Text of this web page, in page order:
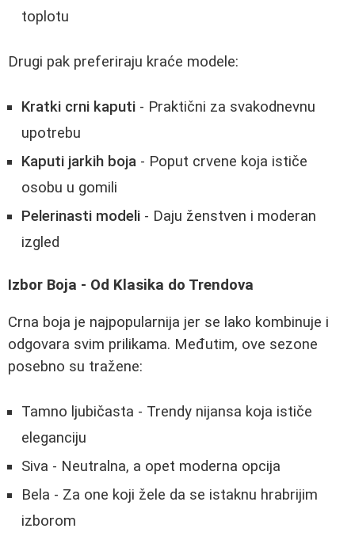
toplotu
Drugi pak preferiraju kraće modele:
Kratki crni kaputi - Praktični za svakodnevnu
upotrebu
Kaputi jarkih boja - Poput crvene koja ističe
osobu u gomili
Pelerinasti modeli - Daju ženstven i moderan
izgled
Izbor Boja - Od Klasika do Trendova
Crna boja je najpopularnija jer se lako kombinuje i
odgovara svim prilikama. Međutim, ove sezone
posebno su tražene:
Tamno ljubičasta - Trendy nijansa koja ističe
eleganciju
Siva - Neutralna, a opet moderna opcija
Bela - Za one koji žele da se istaknu hrabrijim
izborom